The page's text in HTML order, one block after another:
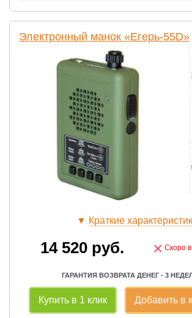
Электронный манок «Егерь-55D»
▼ Краткие
14 520 руб. × Скоро
ГАРАНТИЯ ВОЗВРАТА ДЕНЕГ - 3
Купить в 1 клик Добавить в